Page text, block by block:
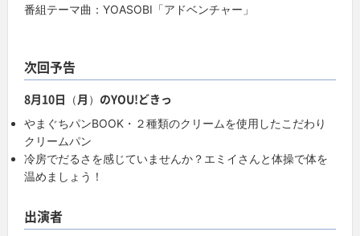
番組テーマ曲：YOASOBI「アドベンチャー」
次回予告
8月10日（月）のYOU!どきっ
やまぐちパンBOOK・２種類のクリームを使用したこだわり
クリームパン
冷房でだるさを感じていませんか？エミイさんと体操で体を
温めましょう！
出演者